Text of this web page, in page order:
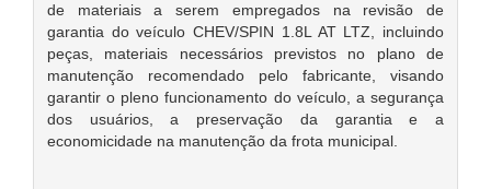
de materiais a serem empregados na revisão de
garantia do veículo CHEV/SPIN 1.8L AT LTZ, incluindo
peças, materiais necessários previstos no plano de
manutenção recomendado pelo fabricante, visando
garantir o pleno funcionamento do veículo, a segurança
dos usuários, a preservação da garantia e a
economicidade na manutenção da frota municipal.